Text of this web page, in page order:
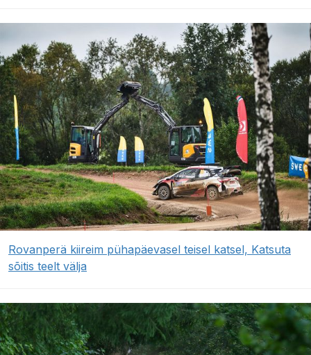
Rovanperä kiireim pühapäevasel teisel katsel, Katsuta
sõitis teelt välja